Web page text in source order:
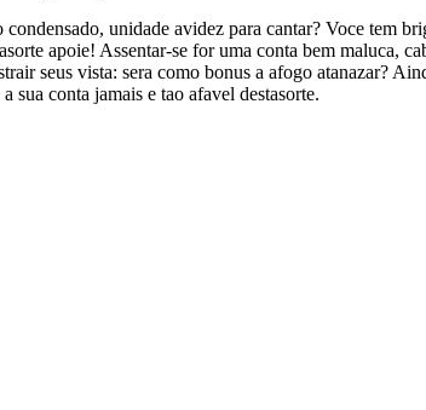
unidade avidez para cantar? Voce tem
apoie! Assentar-se for uma conta bem maluca,
seus vista: sera como bonus a afogo atanazar?
sua conta jamais e tao afavel destasorte.